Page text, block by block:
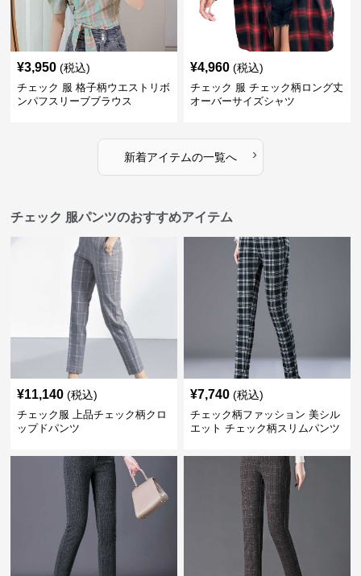
¥3,950 (税込)
チェック 服 格子柄ウエストリボ
ンパフスリーブブラウス
¥4,960 (税込)
チェック 服 チェック柄ロング丈
オーバーサイズシャツ
新着アイテムの一覧へ ›
チェック 服パンツのおすすめアイテム
¥11,140 (税込)
チェック服 上品チェック柄クロ
ップドパンツ
¥7,740 (税込)
チェック柄ファッション 美シル
エット チェック柄スリムパンツ